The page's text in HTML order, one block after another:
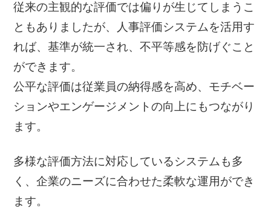
従来の主観的な評価では偏りが生じてしまうこ
ともありましたが、人事評価システムを活用す
れば、基準が統一され、不平等感を防げぐこと
ができます。
公平な評価は従業員の納得感を高め、モチベー
ションやエンゲージメントの向上にもつながり
ます。
多様な評価方法に対応しているシステムも多
く、企業のニーズに合わせた柔軟な運用ができ
ます。